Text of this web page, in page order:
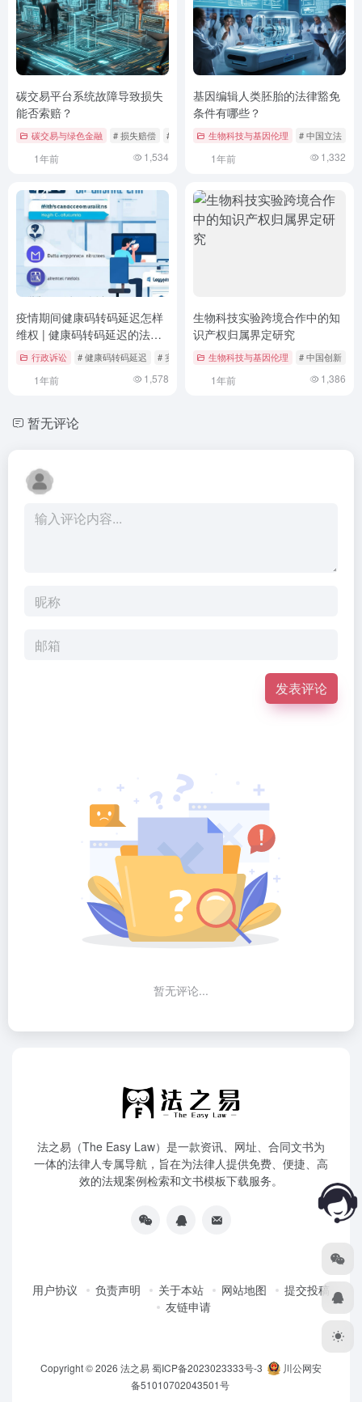
碳交易平台系统故障导致损失
能否索赔？
碳交易与绿色金融 # 损失赔偿 # 案例分析 # 法律依据
1年前 1,534
基因编辑人类胚胎的法律豁免
条件有哪些？
生物科技与基因伦理 # 中国立法
1年前 1,332
疫情期间健康码转码延迟怎样
维权 | 健康码转码延迟的法律
应对与实操指南
行政诉讼 # 健康码转码延迟 # 实操建议 # 案例分析
1年前 1,578
生物科技实验跨境合作中的知
识产权归属界定研究
生物科技与基因伦理 # 中国创新
1年前 1,386
暂无评论
发表评论
暂无评论...
法之易（The Easy Law）是一款资讯、网址、合同文书为
一体的法律人专属导航，旨在为法律人提供免费、便捷、高
效的法规案例检索和文书模板下载服务。
用户协议 负责声明 关于本站 网站地图
提交投稿
友链申请
Copyright © 2026 法之易蜀ICP备2023023333号-3
川公网安
备51010702043501号